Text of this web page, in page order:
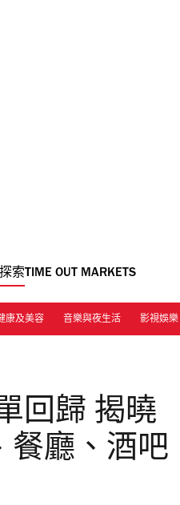
索TIME OUT MARKETS
康及美容 音樂與夜生活 影視娛樂
回歸 揭曉
廳、酒吧